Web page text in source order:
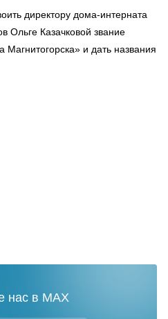
директору дома-интерната
Ольге Казачковой звание
и дать названия
нас в MAX